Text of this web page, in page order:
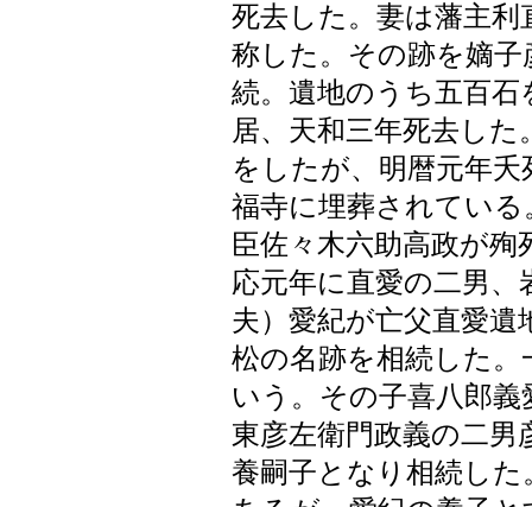
死去した。妻は藩主
称した。その跡を嫡
続。遺地のうち五百
居、天和三年死去し
をしたが、明暦元年
福寺に埋葬されてい
臣佐々木六助高政が
応元年に直愛の二男
夫）愛紀が亡父直愛遺
松の名跡を相続した
いう。その子喜八郎
東彦左衛門政義の二男
養嗣子となり相続し